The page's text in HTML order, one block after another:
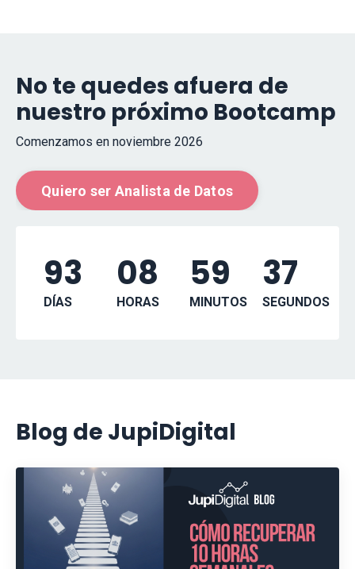
No te quedes afuera de
nuestro próximo Bootcamp
Comenzamos en noviembre 2026
Quiero ser Analista de Datos
93
DÍAS
08
HORAS
59
MINUTOS
36
SEGUNDOS
Blog de JupiDigital